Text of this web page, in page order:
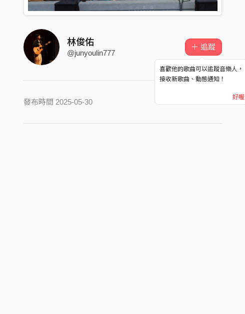
林俊佑
@junyoulin777
＋ 追蹤
喜歡他的歌曲可以追蹤音樂人，
接收新歌曲、動態通知！
好喔
發布時間 2025-05-30